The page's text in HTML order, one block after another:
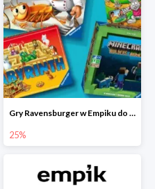
Gry Ravensburger w Empiku do -25%
25%